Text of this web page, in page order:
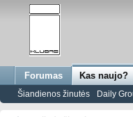
Forumas Kas naujo?
Šiandienos žinutės Daily